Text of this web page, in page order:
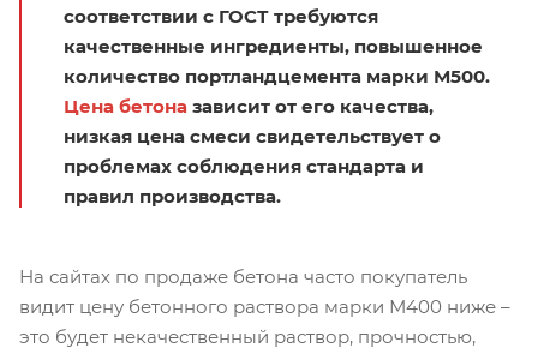
соответствии с ГОСТ требуются
качественные ингредиенты, повышенное
количество портландцемента марки М500.
Цена бетона зависит от его качества,
низкая цена смеси свидетельствует о
проблемах соблюдения стандарта и
правил производства.
На сайтах по продаже бетона часто покупатель
видит цену бетонного раствора марки М400 ниже –
это будет некачественный раствор, прочностью,